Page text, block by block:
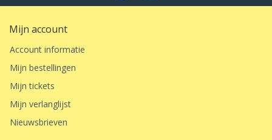
Mijn account
Account informatie
Mijn bestellingen
Mijn tickets
Mijn verlanglijst
Nieuwsbrieven